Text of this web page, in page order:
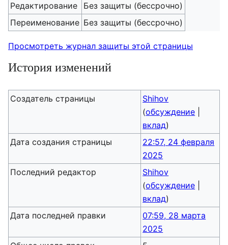
Редактирование
Без защиты (бессрочно)
Переименование Без защиты (бессрочно)
Просмотреть журнал защиты этой страницы
История изменений
Создатель страницы
Shihov
(обсуждение
вклад)
Дата создания страницы
22:57, 24 февраля
2025
Последний редактор
Shihov
(обсуждение
вклад)
Дата последней правки
07:59, 28 марта
2025